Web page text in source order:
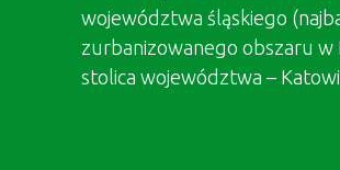
województwa śląskiego
zurbanizowanego obszaru w
stolica województwa –